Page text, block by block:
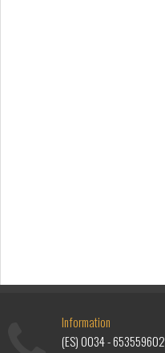
Information
(ES)0034 - 653559602